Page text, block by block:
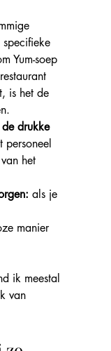
specifieke
Yum-soep
is het de
de drukke
personeel
het
als je
manier
ik meestal
van